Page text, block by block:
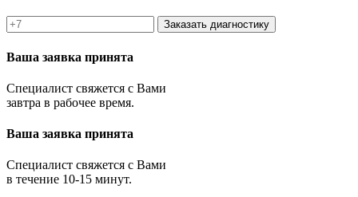
Заказать диагностику
Ваша заявка принята
Специалист свяжется с Вами
завтра в рабочее время.
Ваша заявка принята
Специалист свяжется с Вами
в течение 10-15 минут.